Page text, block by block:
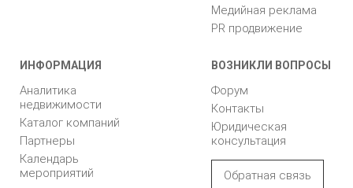
Медийная реклама
PR продвижение
ИНФОРМАЦИЯ
Аналитика
недвижимости
Каталог компаний
Партнеры
Календарь
мероприятий
ВОЗНИКЛИ ВОПРОСЫ
Форум
Контакты
Юридическая
консультация
Обратная связь